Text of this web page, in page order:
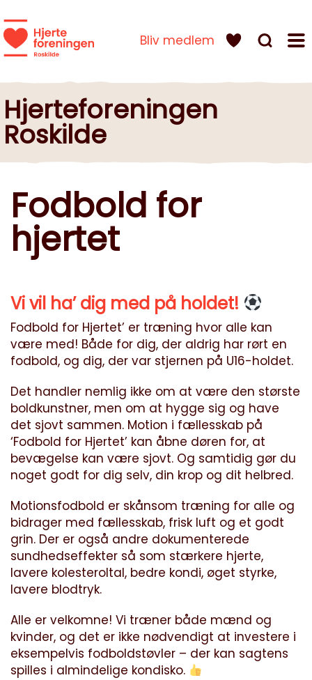
Bliv medlem
Hjerteforeningen
Roskilde
Fodbold for
hjertet
Vi vil ha’ dig med på holdet!
Fodbold for Hjertet’ er træning hvor alle kan
være med! Både for dig, der aldrig har rørt en
fodbold, og dig, der var stjernen på U16-holdet.
Det handler nemlig ikke om at være den største
boldkunstner, men om at hygge sig og have
det sjovt sammen. Motion i fællesskab på
‘Fodbold for Hjertet’ kan åbne døren for, at
bevægelse kan være sjovt. Og samtidig gør du
noget godt for dig selv, din krop og dit helbred.
Motionsfodbold er skånsom træning for alle og
bidrager med fællesskab, frisk luft og et godt
grin. Der er også andre dokumenterede
sundhedseffekter så som stærkere hjerte,
lavere kolesteroltal, bedre kondi, øget styrke,
lavere blodtryk.
Alle er velkomne! Vi træner både mænd og
kvinder, og det er ikke nødvendigt at investere i
eksempelvis fodboldstøvler – der kan sagtens
spilles i almindelige kondisko.